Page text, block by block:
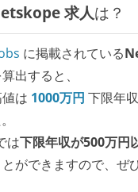
求人は？
に掲載されている
出すると、
は 1000万円 下限年
は下限年収が500万円
ができますので、ぜ